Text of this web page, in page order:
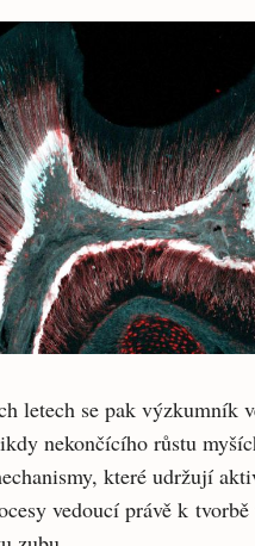
letech se pak výzkumník
nekončícího růstu
které udržují
vedoucí právě k